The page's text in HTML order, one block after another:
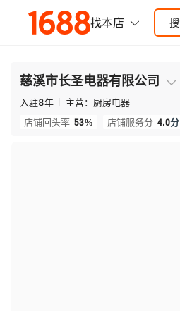
慈溪市长圣电器有限公司
入驻8年 主营： 厨房电器
店铺回头率 53% 店铺服务分 4.0分